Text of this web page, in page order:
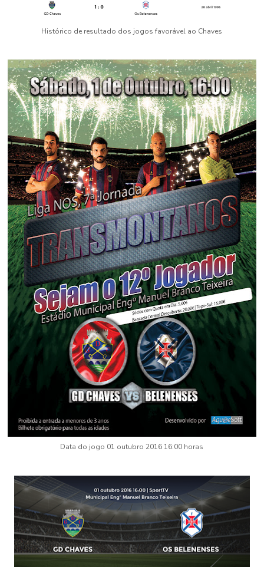
Histórico de resultado dos jogos favorável ao Chaves
Data do jogo 01 outubro 2016 16:00 horas